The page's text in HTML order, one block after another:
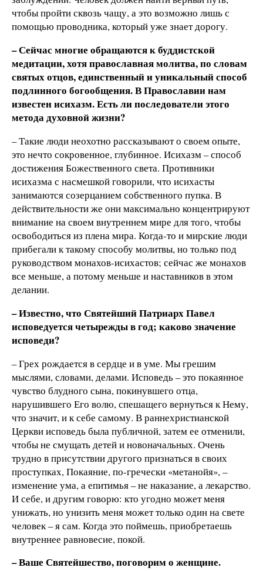
чтобы пройти сквозь чащу, а это возможно лишь с
помощью проводника, который уже знает дорогу.
– Сейчас многие обращаются к буддистской
медитации, хотя православная молитва, по словам
святых отцов, единственный и уникальный способ
подлинного богообщения. В Православии нам
известен исихазм. Есть ли последователи этого
метода духовной жизни?
– Такие люди неохотно рассказывают о своем опыте,
это нечто сокровенное, глубинное. Исихазм – способ
достижения Божественного света. Противники
исихазма с насмешкой говорили, что исихасты
занимаются созерцанием собственного пупка. В
действительности же они максимально концентрируют
внимание на своем внутреннем мире для того, чтобы
освободиться из плена мира. Когда-то и мирские люди
прибегали к такому способу молитвы, но только под
руководством монахов-исихастов; сейчас же монахов
все меньше, а потому меньше и наставников в этом
делании.
– Известно, что Святейший Патриарх Павел
исповедуется четырежды в год; каково значение
исповеди?
– Грех рождается в сердце и в уме. Мы грешим
мыслями, словами, делами. Исповедь – это покаянное
чувство блудного сына, покинувшего отца,
нарушившего Его волю, спешащего вернуться к Нему,
что значит, и к себе самому. В раннехристианской
Церкви исповедь была публичной, затем ее отменили,
чтобы не смущать детей и новоначальных. Очень
трудно в присутствии другого признаться в своих
проступках, Покаяние, по-гречески «метанойя», –
изменение ума, а епитимья – не наказание, а лекарство.
И себе, и другим говорю: кто угодно может меня
унижать, но унизить меня может только один на свете
человек – я сам. Когда это поймешь, приобретаешь
внутреннее равновесие, покой.
– Ваше Святейшество, поговорим о женщине.